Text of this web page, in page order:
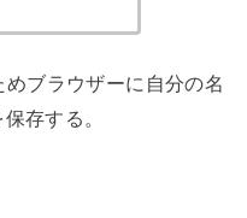
ブラウザーに自分の名
存する。